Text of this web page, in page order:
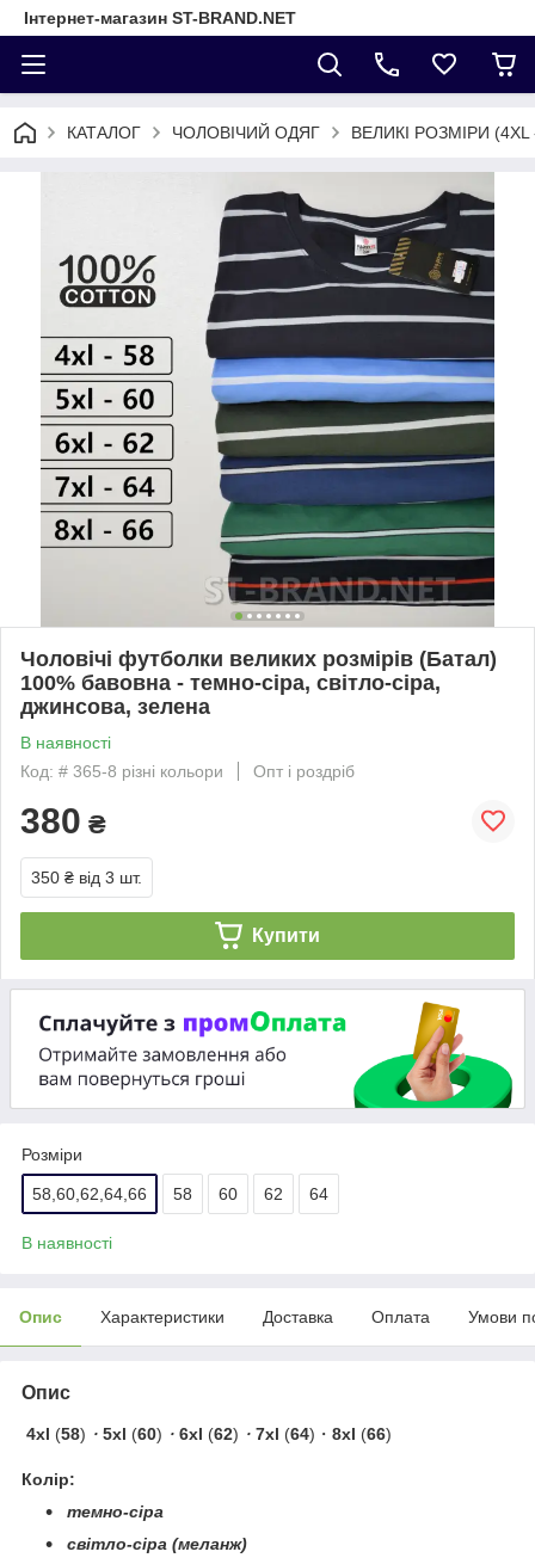
Інтернет-магазин ST-BRAND.NET
КАТАЛОГ ЧОЛОВІЧИЙ ОДЯГ ВЕЛИКІ РОЗМІРИ (4XL
Чоловічі футболки великих розмірів (Батал)
100% бавовна - темно-сіра, світло-сіра,
джинсова, зелена
В наявності
Код: # 365-8 різні кольори
Опт і роздріб
380 ₴
350 ₴ від 3 шт.
Купити
Розміри
58,60,62,64,66 58 60 62 64
В наявності
Опис Характеристики Доставка Оплата Умови
Опис
4xl (58) ・ 5xl (60) ・ 6xl (62) ・ 7xl (64)・ 8xl (66)
Колір:
темно-сіра
світло-сіра (меланж)